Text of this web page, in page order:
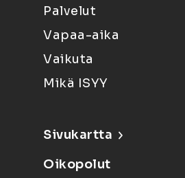
Palvelut
Vapaa-aika
Vaikuta
Mikä ISYY
Sivukartta
Oikopolut